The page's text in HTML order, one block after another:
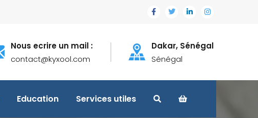
Nous ecrire un mail :
contact@kyxool.com
Dakar, Sénégal
Sénégal
Education Services utiles